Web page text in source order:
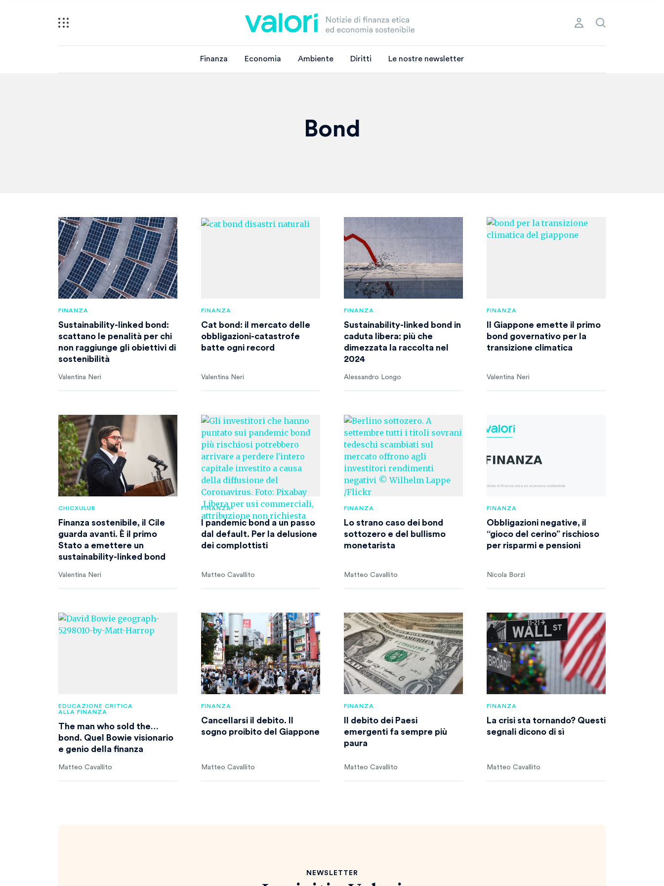
Finanza Economia Ambiente Diritti Le nostre newsletter
Bond
FINANZA
Sustainability-linked bond:
scattano le penalità per chi
non raggiunge gli obiettivi di
sostenibilità
Valentina Neri
FINANZA
Cat bond: il mercato delle
obbligazioni-catastrofe
batte ogni record
Valentina Neri
FINANZA
Sustainability-linked bond in
caduta libera: più che
dimezzata la raccolta nel
2024
Alessandro Longo
FINANZA
Il Giappone emette il primo
bond governativo per la
transizione climatica
Valentina Neri
CHICXULUB
Finanza sostenibile, il Cile
guarda avanti. È il primo
Stato a emettere un
sustainability-linked bond
Valentina Neri
FINANZA
I pandemic bond a un passo
dal default. Per la delusione
dei complottisti
Matteo Cavallito
FINANZA
Lo strano caso dei bond
sottozero e del bullismo
monetarista
Matteo Cavallito
FINANZA
Obbligazioni negative, il
“gioco del cerino” rischioso
per risparmi e pensioni
Nicola Borzi
EDUCAZIONE CRITICA
ALLA FINANZA
The man who sold the…
bond. Quel Bowie visionario
e genio della finanza
Matteo Cavallito
FINANZA
Cancellarsi il debito. Il
sogno proibito del Giappone
Matteo Cavallito
FINANZA
Il debito dei Paesi
emergenti fa sempre più
paura
Matteo Cavallito
FINANZA
La crisi sta tornando? Questi
segnali dicono di sì
Matteo Cavallito
NEWSLETTER